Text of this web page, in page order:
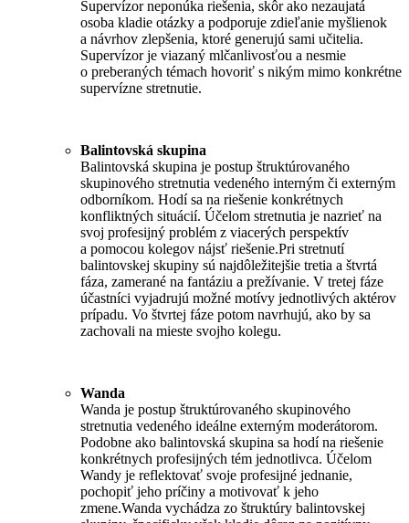
Supervízor neponúka riešenia, skôr ako nezaujatá
osoba kladie otázky a podporuje zdieľanie myšlienok
a návrhov zlepšenia, ktoré generujú sami učitelia.
Supervízor je viazaný mlčanlivosťou a nesmie
o preberaných témach hovoriť s nikým mimo konkrétne
supervízne stretnutie.
Balintovská skupina
Balintovská skupina je postup štruktúrovaného
skupinového stretnutia vedeného interným či externým
odborníkom. Hodí sa na riešenie konkrétnych
konfliktných situácií. Účelom stretnutia je nazrieť na
svoj profesijný problém z viacerých perspektív
a pomocou kolegov nájsť riešenie.Pri stretnutí
balintovskej skupiny sú najdôležitejšie tretia a štvrtá
fáza, zamerané na fantáziu a prežívanie. V tretej fáze
účastníci vyjadrujú možné motívy jednotlivých aktérov
prípadu. Vo štvrtej fáze potom navrhujú, ako by sa
zachovali na mieste svojho kolegu.
Wanda
Wanda je postup štruktúrovaného skupinového
stretnutia vedeného ideálne externým moderátorom.
Podobne ako balintovská skupina sa hodí na riešenie
konkrétnych profesijných tém jednotlivca. Účelom
Wandy je reflektovať svoje profesijné jednanie,
pochopiť jeho príčiny a motivovať k jeho
zmene.Wanda vychádza zo štruktúry balintovskej